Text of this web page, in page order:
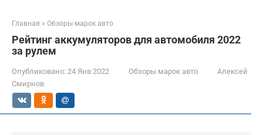
Главная » Обзоры марок авто
Рейтинг аккумуляторов для автомобиля 2022
за рулем
Опубликовано: 24 Янв 2022 Обзоры марок авто
Алексей
Смирнов